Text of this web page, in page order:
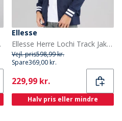
Ellesse
Ellesse Herre Lochi Track Jakke Navy
Vejl. pris598,99 kr.
Spare369,00 kr.
Current
229,99 kr.
Halv pris eller mindre